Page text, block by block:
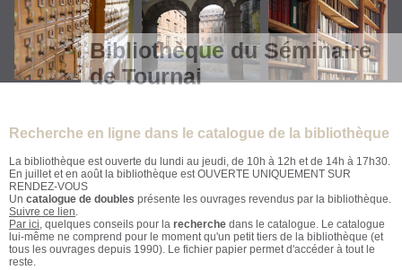
Bibliothèque du Séminaire
de Tournai
Recherche en ligne dans le catalogue de la bibliothèque
La bibliothèque est ouverte du lundi au jeudi, de 10h à 12h et de 14h à 17h30.
En juillet et en août la bibliothèque est OUVERTE UNIQUEMENT SUR
RENDEZ-VOUS
Un catalogue de doubles présente les ouvrages revendus par la bibliothèque.
Suivre ce lien.
Par ici, quelques conseils pour la recherche dans le catalogue. Le catalogue
lui-même ne comprend pour le moment qu'un petit tiers de la bibliothèque (et
tous les ouvrages depuis 1990). Le fichier papier permet d'accéder à tout le
reste.